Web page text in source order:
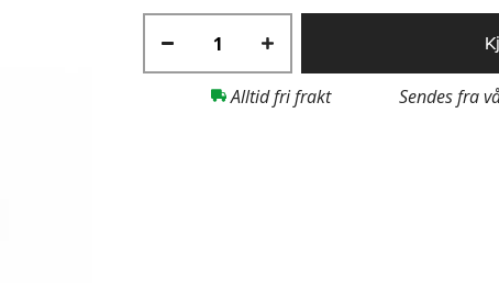
Alltid fri frakt Sendes fra